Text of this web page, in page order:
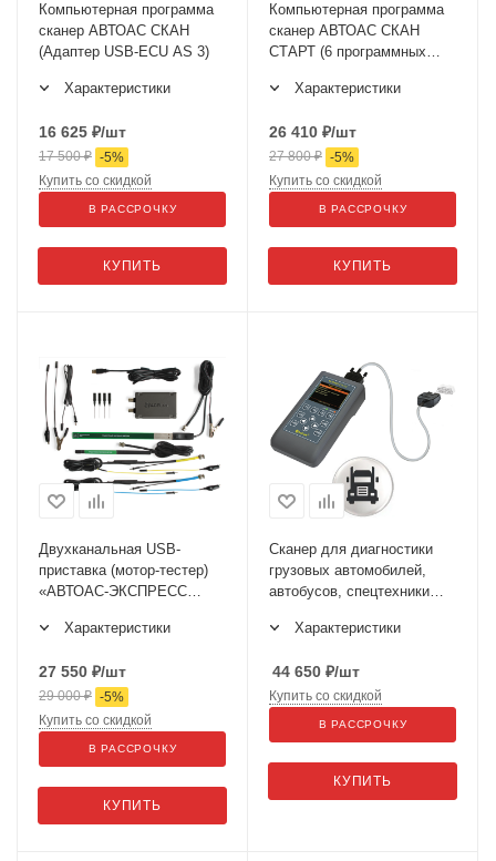
Компьютерная программа
сканер АВТОАС СКАН
(Адаптер USB-ECU AS 3)
Характеристики
16 625 ₽/шт
17 500₽ -5%
КУПИТЬ
Купить со скидкой
В РАССРОЧКУ
Компьютерная программа
сканер АВТОАС СКАН
СТАРТ (6 программных
Характеристики
26 410 ₽/шт
27 800₽ -5%
КУПИТЬ
Купить со скидкой
В РАССРОЧКУ
Двухканальная USB-
приставка (мотор-тестер)
«АВТОАС-ЭКСПРЕСС
Характеристики
27 550 ₽/шт
29 000₽ -5%
КУПИТЬ
Купить со скидкой
В РАССРОЧКУ
Сканер для диагностики
грузовых автомобилей,
автобусов, спецтехники
программ)
Характеристики
44 650 ₽/шт
КУПИТЬ
Купить со скидкой
В РАССРОЧКУ